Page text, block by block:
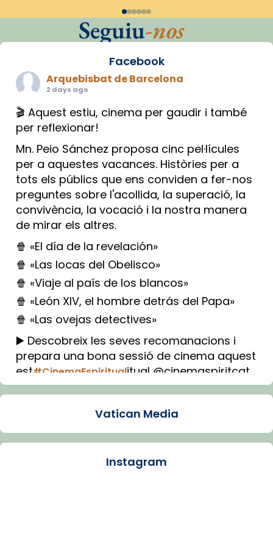
Seguiu-nos
Facebook
Arquebisbat de Barcelona
2 days ago
🎬 Aquest estiu, cinema per gaudir i també
per reflexionar!
Mn. Peio Sánchez proposa cinc pel·lícules
per a aquestes vacances. Històries per a
tots els públics que ens conviden a fer-nos
preguntes sobre l'acollida, la superació, la
convivència, la vocació i la nostra manera
de mirar els altres.
🍿 «El día de la revelación»
🍿 «Las locas del Obelisco»
🍿 «Viaje al país de los blancos»
🍿 «León XIV, el hombre detrás del Papa»
🍿 «Las ovejas detectives»
▶️ Descobreix les seves recomanacions i
prepara una bona sessió de cinema aquest
est#CinemaEspiritualitual @cinemaspiritcat
Imatge: Generada amb IA (OpenAI)
Arquebisbat de Barcelona
Vatican Media
Instagram